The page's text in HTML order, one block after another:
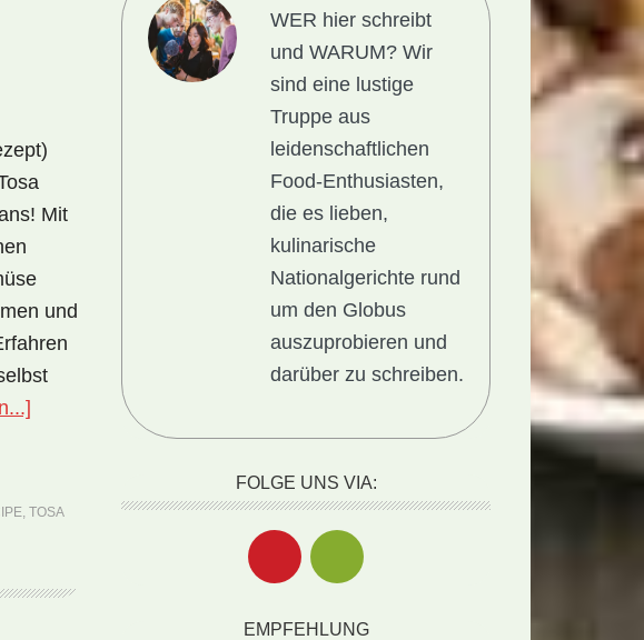
Mit
und
ÜberNationalgericht
Sushi
, TOSA
WER hier schreibt
und WARUM?Wir
sind eine lustige
Truppe aus
leidenschaftlichen
Food-Enthusiasten,
die es lieben,
kulinarische
Nationalgerichte rund
um den Globus
auszuprobieren und
darüber zu schreiben.
FOLGE UNS VIA:
EMPFEHLUNG